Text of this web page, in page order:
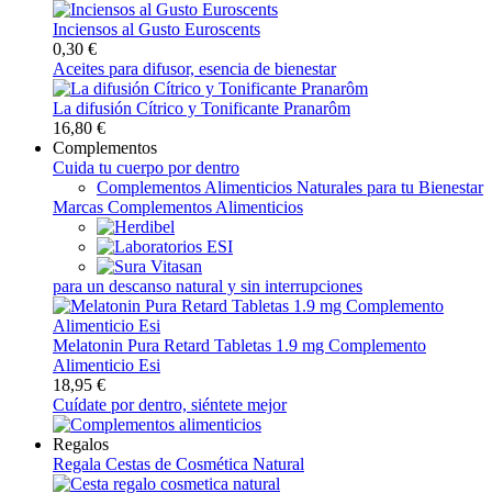
Inciensos al Gusto Euroscents
0,30 €
Aceites para difusor, esencia de bienestar
La difusión Cítrico y Tonificante Pranarôm
16,80 €
Complementos
Cuida tu cuerpo por dentro
Complementos Alimenticios Naturales para tu Bienestar
Marcas Complementos Alimenticios
para un descanso natural y sin interrupciones
Melatonin Pura Retard Tabletas 1.9 mg Complemento
Alimenticio Esi
18,95 €
Cuídate por dentro, siéntete mejor
Regalos
Regala Cestas de Cosmética Natural